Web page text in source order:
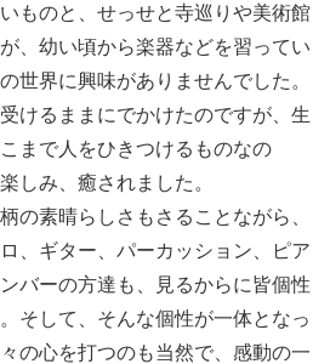
ものと、せっせと寺巡りや美術館
、幼い頃から楽器などを習ってい
世界に興味がありませんでした。
けるままにでかけたのですが、生
まで人をひきつけるものなの
み、癒されました。
の素晴らしさもさることながら、
、ギター、パーカッション、ピア
バーの方達も、見るからに皆個性
そして、そんな個性が一体となっ
の心を打つのも当然で、感動の一